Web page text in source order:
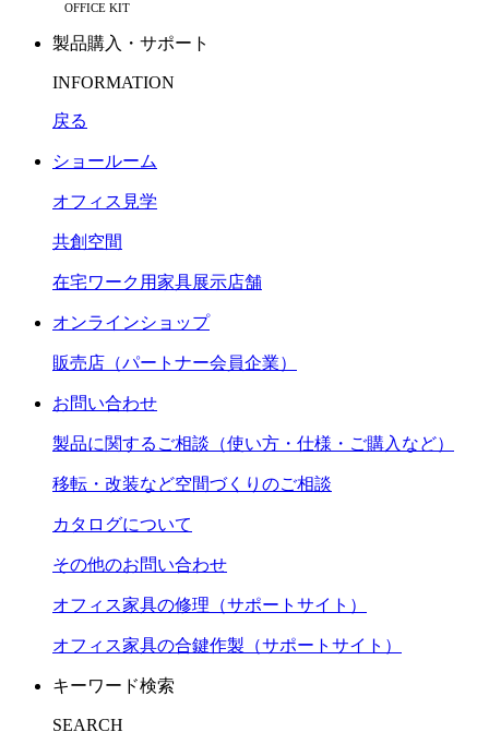
OFFICE KIT
製品購入・サポート
INFORMATION
戻る
ショールーム
オフィス見学
共創空間
在宅ワーク用家具展示店舗
オンラインショップ
販売店（パートナー会員企業）
お問い合わせ
製品に関するご相談（使い方・仕様・ご購入など）
移転・改装など空間づくりのご相談
カタログについて
その他のお問い合わせ
オフィス家具の修理（サポートサイト）
オフィス家具の合鍵作製（サポートサイト）
キーワード検索
SEARCH